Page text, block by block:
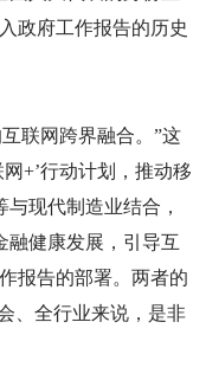
政府工作报告的历史
联网跨界融合。”这
+’行动计划，推动移
现代制造业结合，
融健康发展，引导互
报告的部署。两者的
、全行业来说，是非